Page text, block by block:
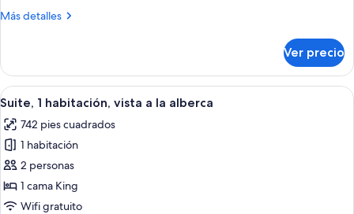
cama
vista
a
la
alberca
Más detalles
Más
superior,
cama
size,
vista
la
alberca
Ver precio
Abrir
todas
las
fotos
de
Suite,
1
Habitación de hotel moderna con
6
Suite, 1 habitación, vista a la alberca
742 pies cuadrados
1 habitación
2 personas
1 cama King
Wifi gratuito